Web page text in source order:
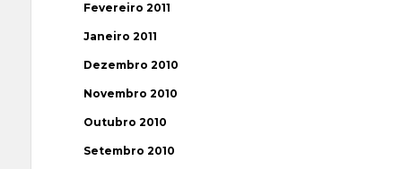
Fevereiro 2011
Janeiro 2011
Dezembro 2010
Novembro 2010
Outubro 2010
Setembro 2010